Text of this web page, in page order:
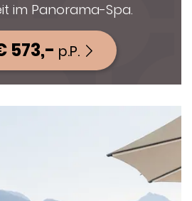
im Panorama-Spa.
573,- p.P.